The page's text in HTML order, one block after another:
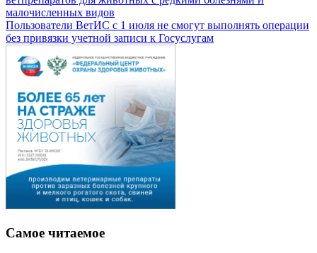
малочисленных видов
Пользователи ВетИС с 1 июля не смогут выполнять операции
без привязки учетной записи к Госуслугам
Самое читаемое